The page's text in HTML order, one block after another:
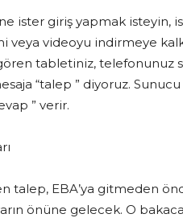
ister giriş yapmak isteyin,
veya videoyu indirmeye
tabletiniz, telefonunuz
“talep ” diyoruz.
” verir.
talep, EBA’ya gitmeden
önüne gelecek. O